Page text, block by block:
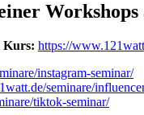
Workshops
Kurs: https://
instagram-seminar/
seminare/
tiktok-seminar/